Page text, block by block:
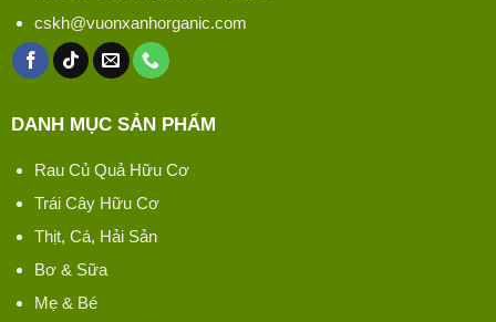
cskh@vuonxanhorganic.com
DANH MỤC SẢN PHẨM
Rau Củ Quả Hữu Cơ
Trái Cây Hữu Cơ
Thịt, Cá, Hải Sản
Bơ & Sữa
Mẹ & Bé